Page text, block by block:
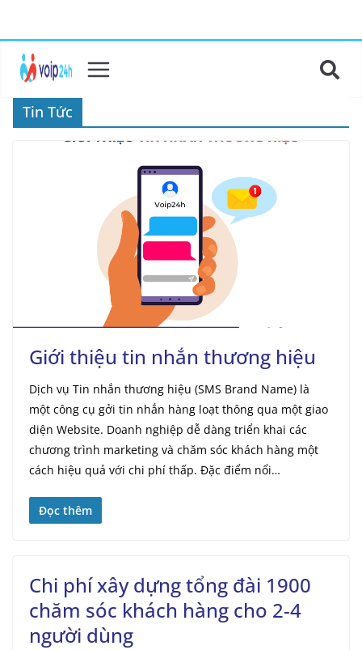
Tin Tức
Giới thiệu tin nhắn thương hiệu
Dịch vụ Tin nhắn thương hiệu (SMS Brand Name) là
một công cụ gởi tin nhắn hàng loạt thông qua một giao
diện Website. Doanh nghiệp dễ dàng triển khai các
chương trình marketing và chăm sóc khách hàng một
cách hiệu quả với chi phí thấp. Đặc điểm nổi…
Đọc thêm
Chi phí xây dựng tổng đài 1900
chăm sóc khách hàng cho 2-4
người dùng